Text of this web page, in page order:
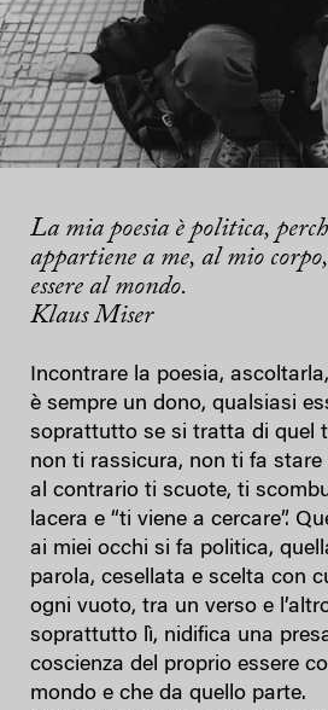
La mia poesia è politica,
appartiene a me, al mio
essere al mondo.
Klaus Miser
Incontrare la poesia,
è sempre un dono, qualsiasi
soprattutto se si tratta di quel
non ti rassicura, non ti fa
al contrario ti scuote, ti
lacera e “ti viene a cercare”.
ai miei occhi si fa politica,
parola, cesellata e scelta con
ogni vuoto, tra un verso e
soprattutto lì, nidifica una
coscienza del proprio essere
mondo e che da quello parte.